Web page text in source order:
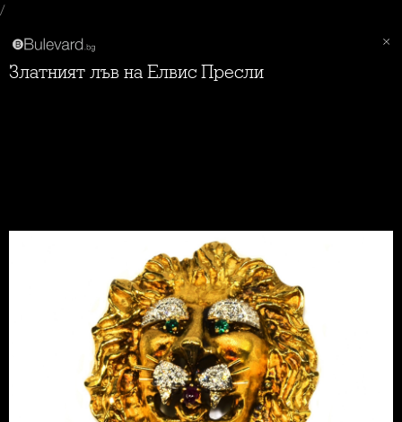
/
Златният лъв на Елвис Пресли